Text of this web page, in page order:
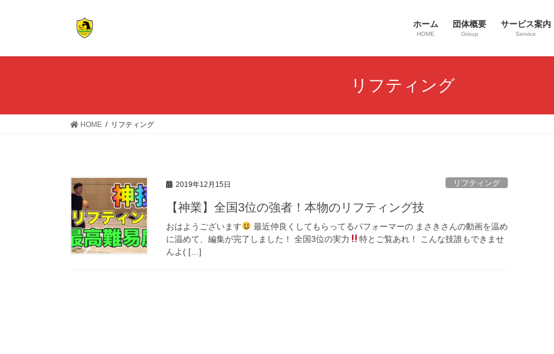
ホーム
HOME
団体概要
Group
サービス案内
Service
リフティング
HOME リフティング
2019年12月15日 リフティング
【神業】全国3位の強者！本物のリフティング技
おはようございます
最近仲良くしてもらってるパフォーマーの まさきさんの動画を温め
に温めて、編集が完了しました！ 全国3位の実力
特とご覧あれ！ こんな技誰もできませ
んよ( […]